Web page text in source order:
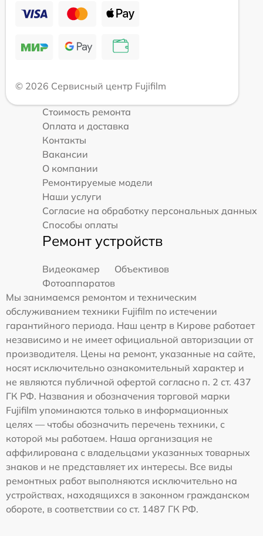
© 2026 Сервисный центр Fujifilm
Стоимость ремонта
Оплата и доставка
Контакты
Вакансии
О компании
Ремонтируемые модели
Наши услуги
Согласие на обработку персональных данных
Способы оплаты
Ремонт устройств
Видеокамер
Объективов
Фотоаппаратов
Мы занимаемся ремонтом и техническим
обслуживанием техники Fujifilm по истечении
гарантийного периода. Наш центр в Кирове работает
независимо и не имеет официальной авторизации от
производителя. Цены на ремонт, указанные на сайте,
носят исключительно ознакомительный характер и
не являются публичной офертой согласно п. 2 ст. 437
ГК РФ. Названия и обозначения торговой марки
Fujifilm упоминаются только в информационных
целях — чтобы обозначить перечень техники, с
которой мы работаем. Наша организация не
аффилирована с владельцами указанных товарных
знаков и не представляет их интересы. Все виды
ремонтных работ выполняются исключительно на
устройствах, находящихся в законном гражданском
обороте, в соответствии со ст. 1487 ГК РФ.